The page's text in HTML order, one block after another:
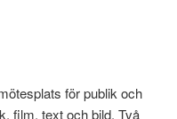
för publik och
film, text och bild. Två